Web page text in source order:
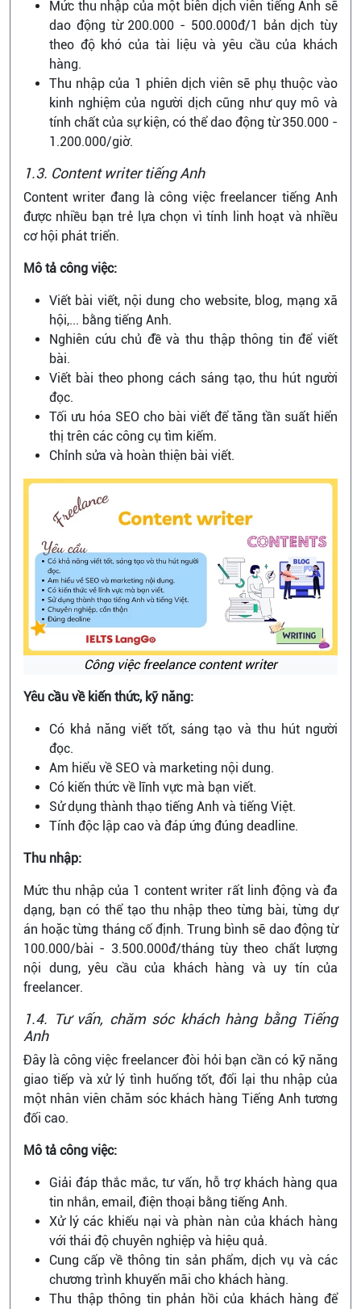
Mức thu nhập của một biên dịch viên tiếng Anh sẽ
dao động từ 200.000 - 500.000đ/1 bản dịch tùy
theo độ khó của tài liệu và yêu cầu của khách
hàng.
Thu nhập của 1 phiên dịch viên sẽ phụ thuộc vào
kinh nghiệm của người dịch cũng như quy mô và
tính chất của sự kiện, có thể dao động từ 350.000 -
1.200.000/giờ.
1.3. Content writer tiếng Anh
Content writer đang là công việc freelancer tiếng Anh
được nhiều bạn trẻ lựa chọn vì tính linh hoạt và nhiều
cơ hội phát triển.
Mô tả công việc:
Viết bài viết, nội dung cho website, blog, mạng xã
hội,... bằng tiếng Anh.
Nghiên cứu chủ đề và thu thập thông tin để viết
bài.
Viết bài theo phong cách sáng tạo, thu hút người
đọc.
Tối ưu hóa SEO cho bài viết để tăng tần suất hiển
thị trên các công cụ tìm kiếm.
Chỉnh sửa và hoàn thiện bài viết.
Công việc freelance content writer
Yêu cầu về kiến thức, kỹ năng:
Có khả năng viết tốt, sáng tạo và thu hút người
đọc.
Am hiểu về SEO và marketing nội dung.
Có kiến thức về lĩnh vực mà bạn viết.
Sử dụng thành thạo tiếng Anh và tiếng Việt.
Tính độc lập cao và đáp ứng đúng deadline.
Thu nhập:
Mức thu nhập của 1 content writer rất linh động và đa
dạng, bạn có thể tạo thu nhập theo từng bài, từng dự
án hoặc từng tháng cố định. Trung bình sẽ dao động từ
100.000/bài - 3.500.000đ/tháng tùy theo chất lượng
nội dung, yêu cầu của khách hàng và uy tín của
freelancer.
1.4. Tư vấn, chăm sóc khách hàng bằng Tiếng
Anh
Đây là công việc freelancer đòi hỏi bạn cần có kỹ năng
giao tiếp và xử lý tình huống tốt, đổi lại thu nhập của
một nhân viên chăm sóc khách hàng Tiếng Anh tương
đối cao.
Mô tả công việc:
Giải đáp thắc mắc, tư vấn, hỗ trợ khách hàng qua
tin nhắn, email, điện thoại bằng tiếng Anh.
Xử lý các khiếu nại và phàn nàn của khách hàng
với thái độ chuyên nghiệp và hiệu quả.
Cung cấp về thông tin sản phẩm, dịch vụ và các
chương trình khuyến mãi cho khách hàng.
Thu thập thông tin phản hồi của khách hàng để